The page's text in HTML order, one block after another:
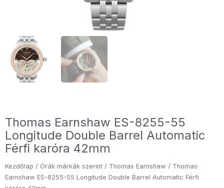
Thomas Earnshaw ES-8255-55
Longitude Double Barrel Automatic
Férfi karóra 42mm
Kezdőlap / Órák márkák szerint / Thomas Earnshaw / Thomas
Earnshaw ES-8255-55 Longitude Double Barrel Automatic Férfi